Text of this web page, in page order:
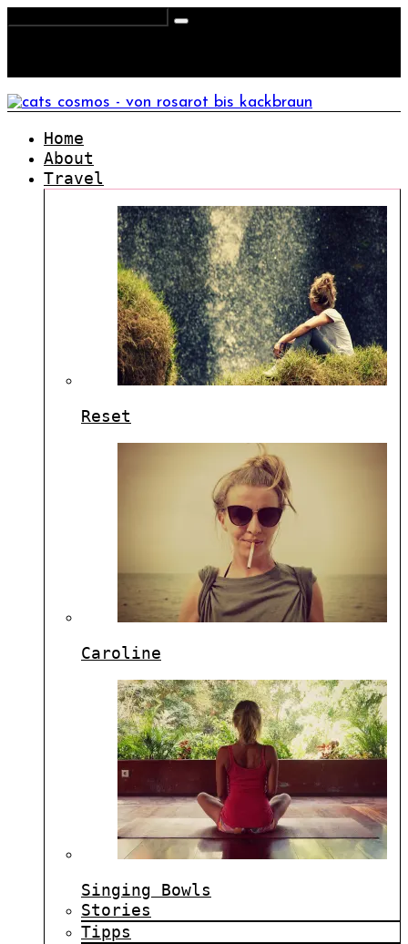
Home
About
Travel
Reset
Caroline
Singing Bowls
Stories
Tipps